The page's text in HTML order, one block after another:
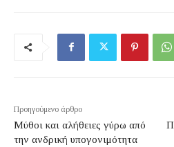
Προηγούμενο άρθρο
Μύθοι και αλήθειες γύρω από
την ανδρική υπογονιμότητα